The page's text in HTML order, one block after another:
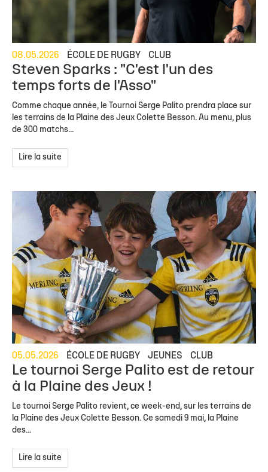
08.05.2026 ÉCOLE DE RUGBY CLUB
Steven Sparks : "C'est l'un des
temps forts de l'Asso"
Comme chaque année, le Tournoi Serge Palito prendra place sur
les terrains de la Plaine des Jeux Colette Besson. Au menu, plus
de 300 matchs...
Lire la suite
05.05.2026 ÉCOLE DE RUGBY JEUNES CLUB
Le tournoi Serge Palito est de retour
à la Plaine des Jeux !
Le tournoi Serge Palito revient, ce week-end, sur les terrains de
la Plaine des Jeux Colette Besson. Ce samedi 9 mai, la Plaine
des...
Lire la suite